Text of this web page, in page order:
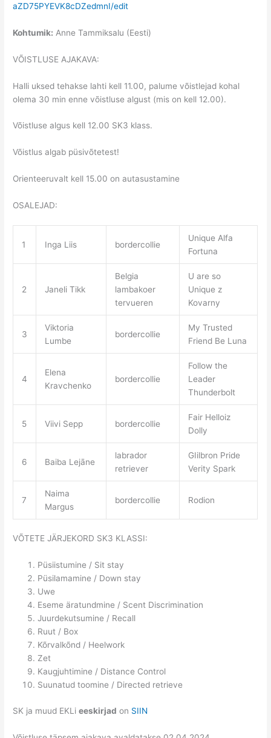
aZD75PYEVK8cDZedmnI/edit
Kohtumik: Anne Tammiksalu (Eesti)
VÕISTLUSE AJAKAVA:
Halli uksed tehakse lahti kell 11.00, palume võistlejad kohal
olema 30 min enne võistluse algust (mis on kell 12.00).
Võistluse algus kell 12.00 SK3 klass.
Võistlus algab püsivõtetest!
Orienteeruvalt kell 15.00 on autasustamine
OSALEJAD:
1 Inga Liis bordercollie
Unique Alfa
Fortuna
2 Janeli Tikk
Belgia
lambakoer
tervueren
U are so
Unique z
Kovarny
3
Viktoria
Lumbe
bordercollie
My Trusted
Friend Be Luna
4
Elena
Kravchenko
bordercollie
Follow the
Leader
Thunderbolt
5 Viivi Sepp bordercollie
Fair Helloiz
Dolly
6 Baiba Lejāne
labrador
retriever
GIilbron Pride
Verity Spark
7
Naima
Margus
bordercollie Rodion
VÕTETE JÄRJEKORD SK3 KLASSI:
Püsiistumine / Sit stay
Püsilamamine / Down stay
Uwe
Eseme äratundmine / Scent Discrimination
Juurdekutsumine / Recall
Ruut / Box
Kõrvalkõnd / Heelwork
Zet
Kaugjuhtimine / Distance Control
Suunatud toomine / Directed retrieve
SK ja muud EKLieeskirjad on SIIN